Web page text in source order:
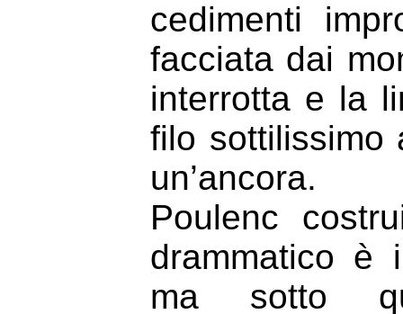
cedimenti
facciata dai
interrotta e la
filo sottilissimo
un’ancora.
Poulenc
drammatico è
ma sotto